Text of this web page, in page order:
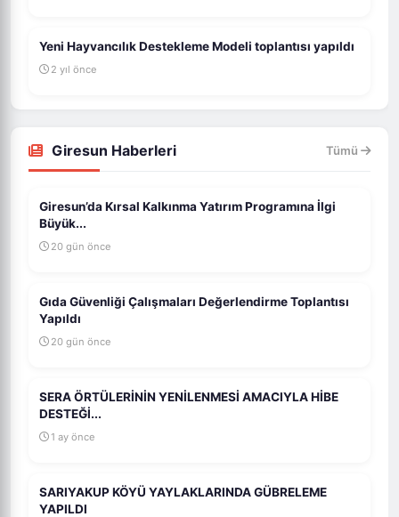
Yeni Hayvancılık Destekleme Modeli toplantısı yapıldı
2 yıl önce
Giresun Haberleri Tümü
Giresun’da Kırsal Kalkınma Yatırım Programına İlgi
Büyük...
20 gün önce
Gıda Güvenliği Çalışmaları Değerlendirme Toplantısı
Yapıldı
20 gün önce
SERA ÖRTÜLERİNİN YENİLENMESİ AMACIYLA HİBE
DESTEĞİ...
1 ay önce
SARIYAKUP KÖYÜ YAYLAKLARINDA GÜBRELEME
YAPILDI